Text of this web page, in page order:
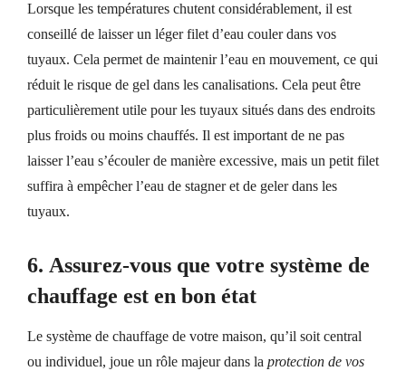
Lorsque les températures chutent considérablement, il est
conseillé de laisser un léger filet d’eau couler dans vos
tuyaux. Cela permet de maintenir l’eau en mouvement, ce qui
réduit le risque de gel dans les canalisations. Cela peut être
particulièrement utile pour les tuyaux situés dans des endroits
plus froids ou moins chauffés. Il est important de ne pas
laisser l’eau s’écouler de manière excessive, mais un petit filet
suffira à empêcher l’eau de stagneret de geler dans les
tuyaux.
6. Assurez-vous que votre système de
chauffage est en bon état
Le système de chauffage de votre maison, qu’il soit central
ou individuel, joue un rôle majeurdans la protection de vos